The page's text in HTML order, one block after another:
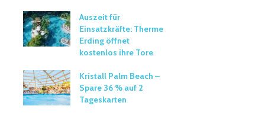
Auszeit für
Einsatzkräfte: Therme
Erding öffnet
kostenlos ihre Tore
Kristall Palm Beach –
Spare 36 % auf 2
Tageskarten